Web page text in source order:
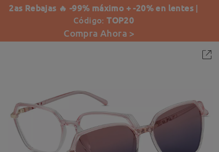
2as Rebajas 🔥 -99% máximo + -20% en lentes |
Código:TOP20
Compra Ahora >